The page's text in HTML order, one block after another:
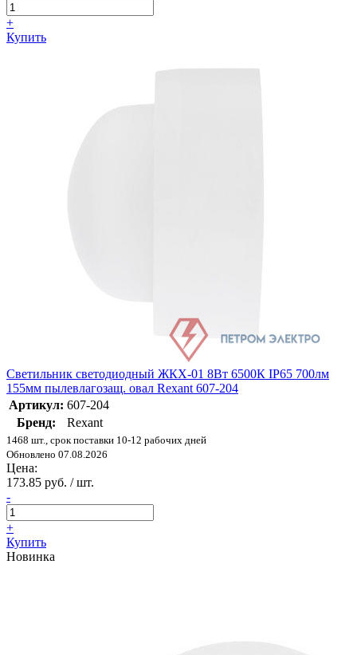
+
Купить
Светильник светодиодный ЖКХ-01 8Вт 6500К IP65 700лм
155мм пылевлагозащ. овал Rexant 607-204
Артикул: 607-204
Бренд:
Rexant
1468 шт., срок поставки 10-12 рабочих дней
Обновлено 07.08.2026
Цена:
173.85 руб. / шт.
-
+
Купить
Новинка